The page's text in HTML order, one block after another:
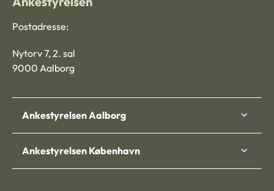
Postadresse:
Nytorv 7, 2. sal
9000 Aalborg
Ankestyrelsen Aalborg
Ankestyrelsen København